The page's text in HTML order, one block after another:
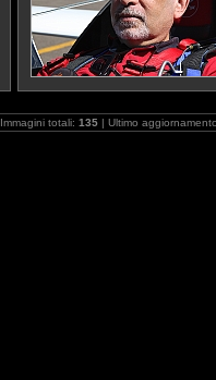
Immagini totali: 135| Ultimo